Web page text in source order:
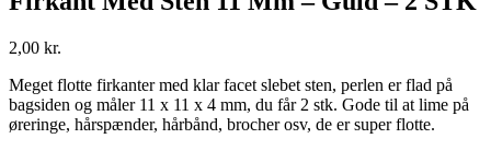
2,00 kr.
Meget flotte firkanter med klar facet slebet sten, perlen er flad på
bagsiden og måler 11 x 11 x 4 mm, du får 2 stk. Gode til at lime på
øreringe, hårspænder, hårbånd, brocher osv, de er super flotte.